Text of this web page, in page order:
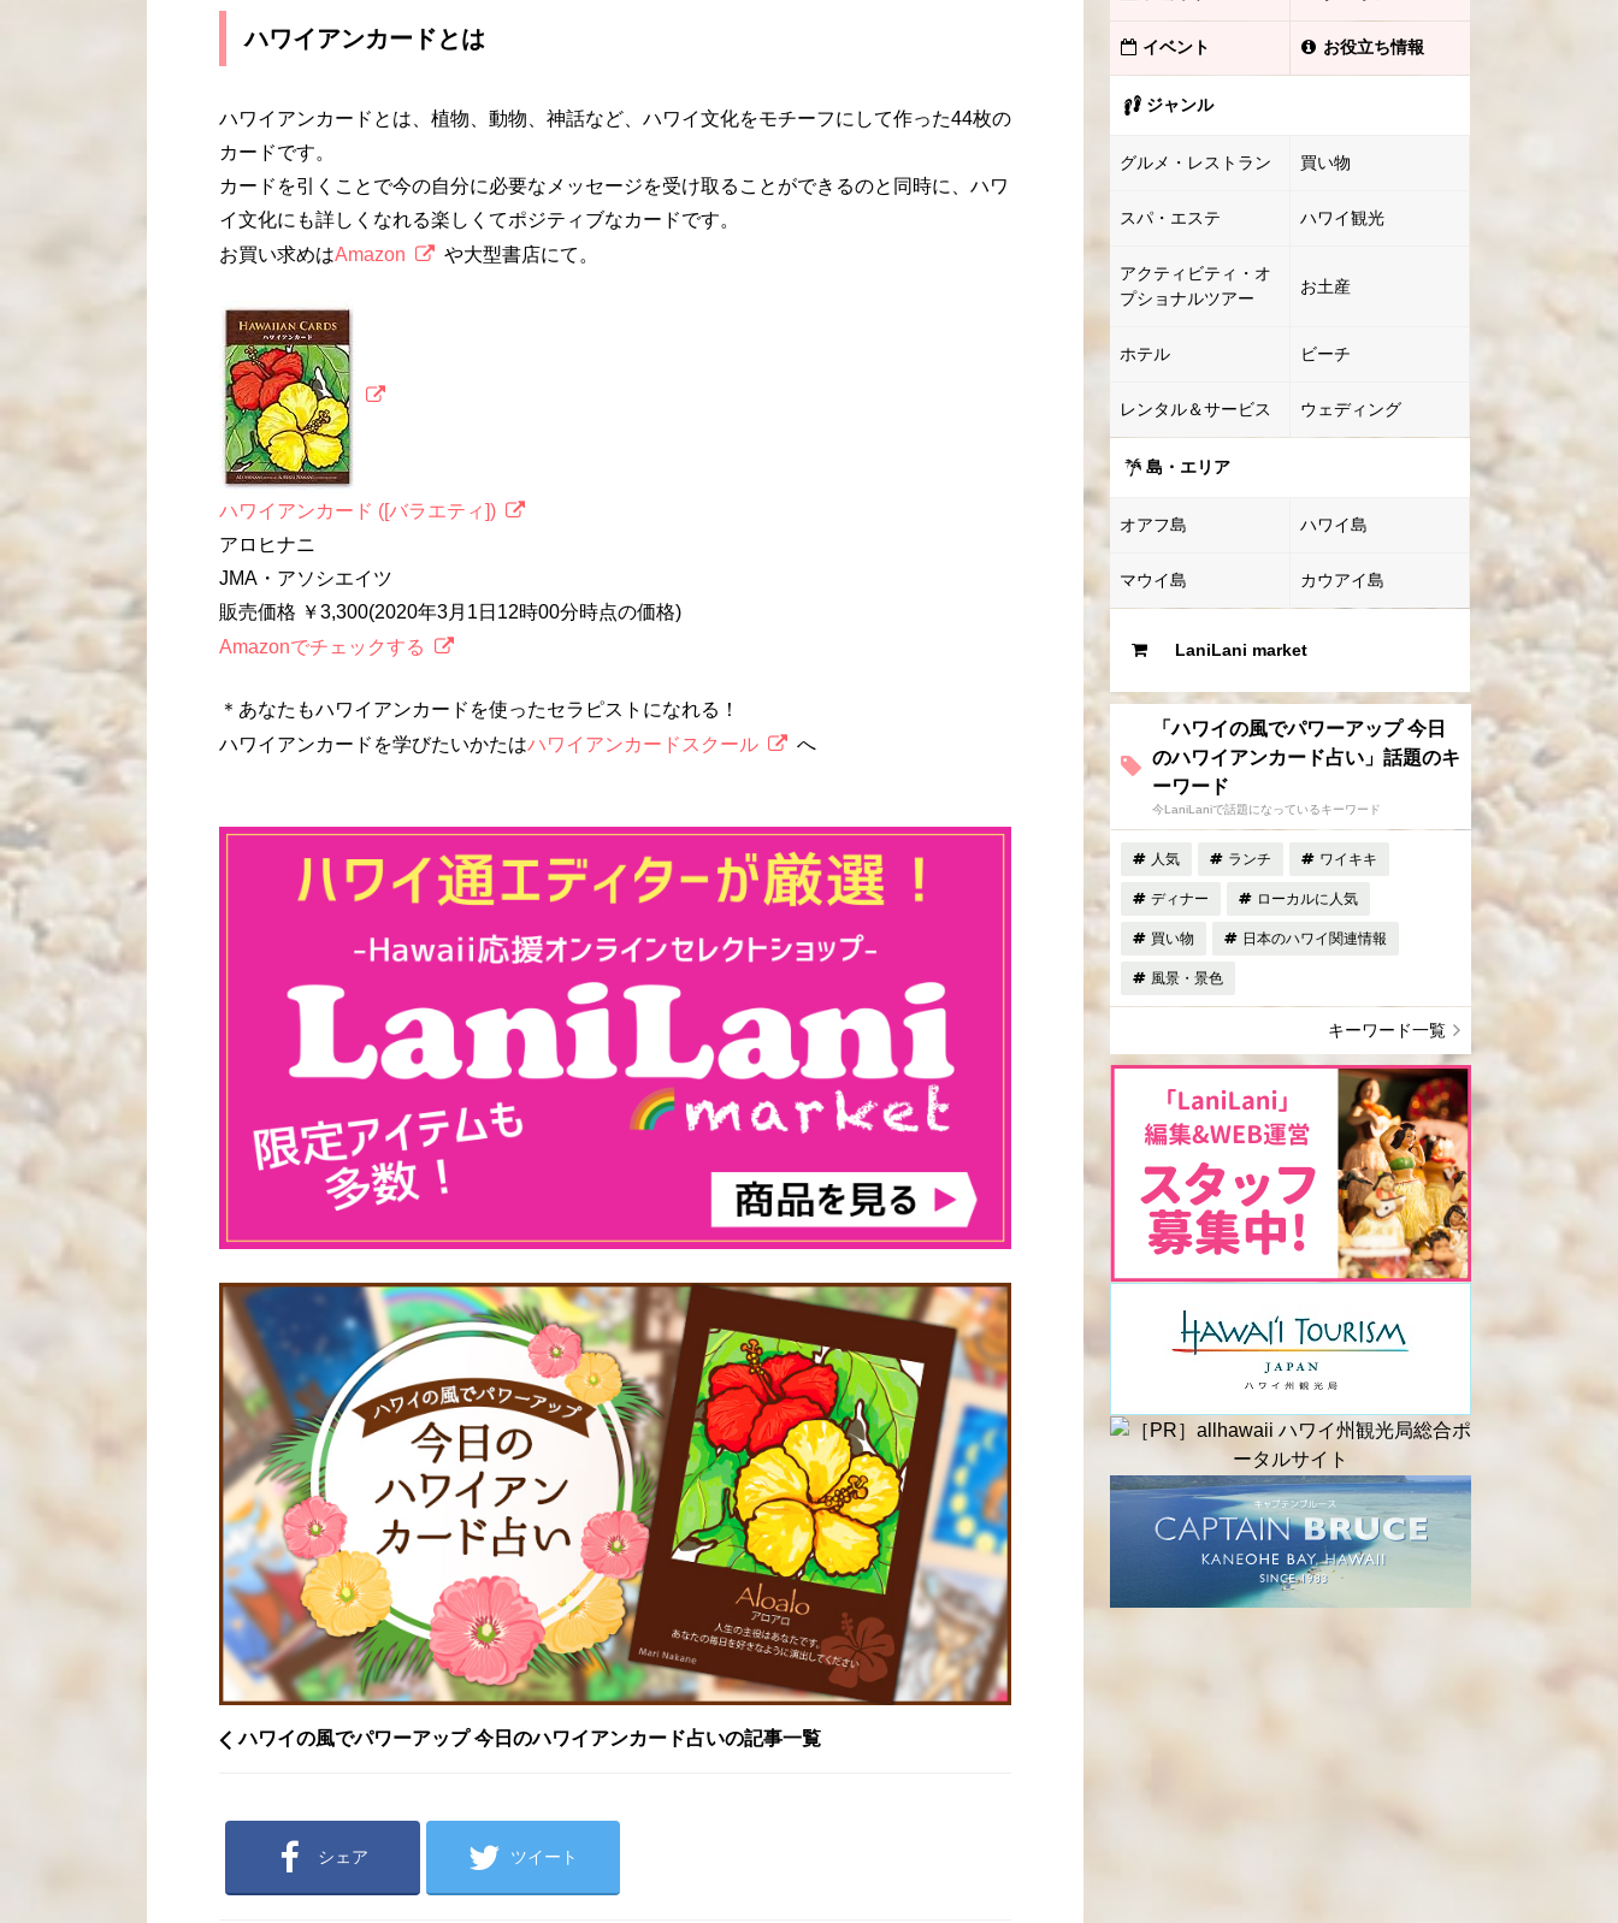
ハワイアンカードとは
ハワイアンカードとは、植物、動物、神話など、ハワイ文化をモチーフにして作った44枚の
カードです。
カードを引くことで今の自分に必要なメッセージを受け取ることができるのと同時に、ハワ
イ文化にも詳しくなれる楽しくてポジティブなカードです。
お買い求めはAmazon や大型書店にて。
ハワイアンカード ([バラエティ])
アロヒナニ
JMA・アソシエイツ
販売価格 ￥3,300(2020年3月1日12時00分時点の価格)
Amazonでチェックする
＊あなたもハワイアンカードを使ったセラピストになれる！
ハワイアンカードを学びたいかたはハワイアンカードスクール へ
ハワイの風でパワーアップ 今日のハワイアンカード占いの記事一覧
シェア ツイート
イベント お役立ち情報
ジャンル
グルメ・レストラン 買い物
スパ・エステ ハワイ観光
アクティビティ・オ
プショナルツアー
お土産
ホテル ビーチ
レンタル＆サービス ウェディング
島・エリア
オアフ島 ハワイ島
マウイ島 カウアイ島
LaniLani market
「ハワイの風でパワーアップ 今日
のハワイアンカード占い」話題のキ
ーワード
今LaniLaniで話題になっているキーワード
人気 ランチ ワイキキ
ディナー ローカルに人気
買い物 日本のハワイ関連情報
風景・景色
キーワード一覧